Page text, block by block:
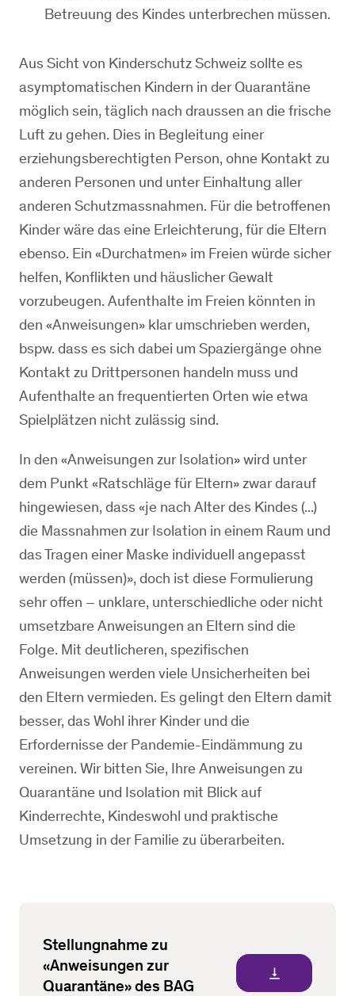
Betreuung des Kindes unterbrechen müssen.
Aus Sicht von Kinderschutz Schweiz sollte es
asymptomatischen Kindern in der Quarantäne
möglich sein, täglich nach draussen an die frische
Luft zu gehen. Dies in Begleitung einer
erziehungsberechtigten Person, ohne Kontakt zu
anderen Personen und unter Einhaltung aller
anderen Schutzmassnahmen. Für die betroffenen
Kinder wäre das eine Erleichterung, für die Eltern
ebenso. Ein «Durchatmen» im Freien würde sicher
helfen, Konflikten und häuslicher Gewalt
vorzubeugen. Aufenthalte im Freien könnten in
den «Anweisungen» klar umschrieben werden,
bspw. dass es sich dabei um Spaziergänge ohne
Kontakt zu Drittpersonen handeln muss und
Aufenthalte an frequentierten Orten wie etwa
Spielplätzen nicht zulässig sind.
In den «Anweisungen zur Isolation» wird unter
dem Punkt «Ratschläge für Eltern» zwar darauf
hingewiesen, dass «je nach Alter des Kindes (...)
die Massnahmen zur Isolation in einem Raum und
das Tragen einer Maske individuell angepasst
werden (müssen)», doch ist diese Formulierung
sehr offen – unklare, unterschiedliche oder nicht
umsetzbare Anweisungen an Eltern sind die
Folge. Mit deutlicheren, spezifischen
Anweisungen werden viele Unsicherheiten bei
den Eltern vermieden. Es gelingt den Eltern damit
besser, das Wohl ihrer Kinder und die
Erfordernisse der Pandemie-Eindämmung zu
vereinen. Wir bitten Sie, Ihre Anweisungen zu
Quarantäne und Isolation mit Blick auf
Kinderrechte, Kindeswohl und praktische
Umsetzung in der Familie zu überarbeiten.
Stellungnahme zu
«Anweisungen zur
Quarantäne» des BAG
vertical_align_bottom